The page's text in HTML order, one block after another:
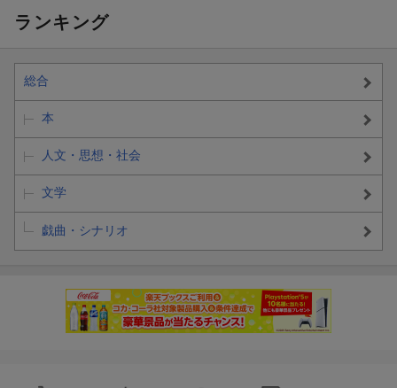
ランキング
総合
本
人文・思想・社会
文学
戯曲・シナリオ